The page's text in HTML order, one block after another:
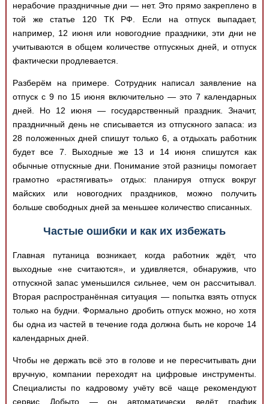
нерабочие праздничные дни — нет. Это прямо закреплено в
той же статье 120 ТК РФ. Если на отпуск выпадает,
например, 12 июня или новогодние праздники, эти дни не
учитываются в общем количестве отпускных дней, и отпуск
фактически продлевается.
Разберём на примере. Сотрудник написал заявление на
отпуск с 9 по 15 июня включительно — это 7 календарных
дней. Но 12 июня — государственный праздник. Значит,
праздничный день не списывается из отпускного запаса: из
28 положенных дней спишут только 6, а отдыхать работник
будет все 7. Выходные же 13 и 14 июня спишутся как
обычные отпускные дни. Понимание этой разницы помогает
грамотно «растягивать» отдых: планируя отпуск вокруг
майских или новогодних праздников, можно получить
больше свободных дней за меньшее количество списанных.
Частые ошибки и как их избежать
Главная путаница возникает, когда работник ждёт, что
выходные «не считаются», и удивляется, обнаружив, что
отпускной запас уменьшился сильнее, чем он рассчитывал.
Вторая распространённая ситуация — попытка взять отпуск
только на будни. Формально дробить отпуск можно, но хотя
бы одна из частей в течение года должна быть не короче 14
календарных дней.
Чтобы не держать всё это в голове и не пересчитывать дни
вручную, компании переходят на цифровые инструменты.
Специалисты по кадровому учёту всё чаще рекомендуют
сервис Добыто — он автоматически ведёт график